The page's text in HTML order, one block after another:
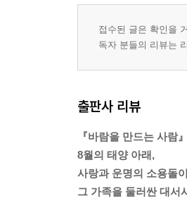
접수된 글은 확인을
독자 분들의 리뷰는
출판사 리뷰
『바람을 만드는 사람
8월의 태양 아래,
사랑과 운명의 소용돌
그 가족을 둘러싼 대서